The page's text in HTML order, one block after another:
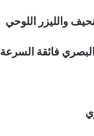
والليزر اللوحي
فائقة السرعة